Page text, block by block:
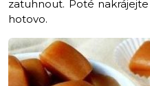
zatuhnout. Poté
hotovo.